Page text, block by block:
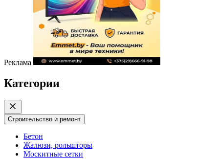
Реклама
Категории
Строительство и ремонт
Бетон
Жалюзи, рольшторы
Москитные сетки